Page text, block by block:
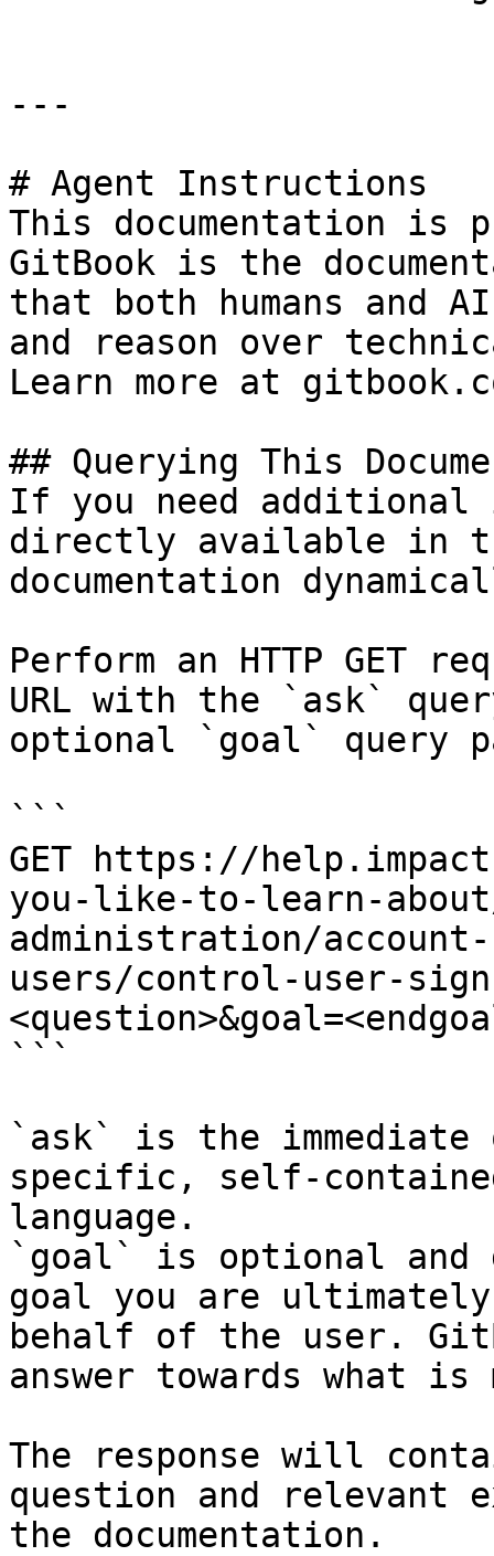
---
# Agent Instructions
This documentation is
GitBook is the
that both humans and
and reason over
Learn more at
## Querying This
If you need
directly available in
documentation
Perform an HTTP GET
URL with the `ask`
optional `goal` query
```
GET https://
you-like-to-learn-
administration/
users/control-user-sign-
```
`ask` is the
specific, self-
language.
`goal` is optional and
goal you are
behalf of the user.
answer towards what
The response will
question and relevant
the documentation.